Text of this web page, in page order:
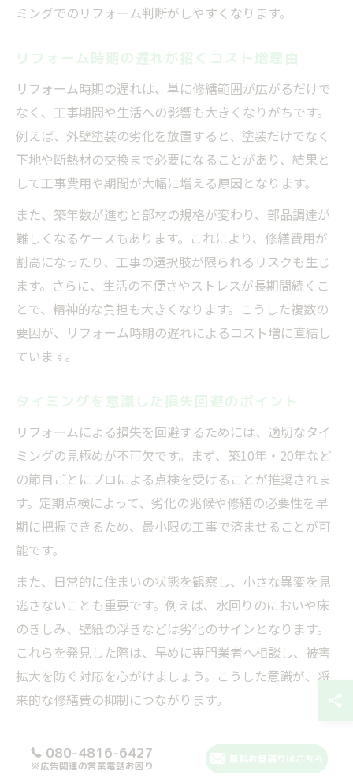
ミングでのリフォーム判断がしやすくなります。
リフォーム時期の遅れが招くコスト増理由
リフォーム時期の遅れは、単に修繕範囲が広がるだけで
なく、工事期間や生活への影響も大きくなりがちです。
例えば、外壁塗装の劣化を放置すると、塗装だけでなく
下地や断熱材の交換まで必要になることがあり、結果と
して工事費用や期間が大幅に増える原因となります。
また、築年数が進むと部材の規格が変わり、部品調達が
難しくなるケースもあります。これにより、修繕費用が
割高になったり、工事の選択肢が限られるリスクも生じ
ます。さらに、生活の不便さやストレスが長期間続くこ
とで、精神的な負担も大きくなります。こうした複数の
要因が、リフォーム時期の遅れによるコスト増に直結し
ています。
タイミングを意識した損失回避のポイント
リフォームによる損失を回避するためには、適切なタイ
ミングの見極めが不可欠です。まず、築10年・20年など
の節目ごとにプロによる点検を受けることが推奨されま
す。定期点検によって、劣化の兆候や修繕の必要性を早
期に把握できるため、最小限の工事で済ませることが可
能です。
また、日常的に住まいの状態を観察し、小さな異変を見
逃さないことも重要です。例えば、水回りのにおいや床
のきしみ、壁紙の浮きなどは劣化のサインとなります。
これらを発見した際は、早めに専門業者へ相談し、被害
拡大を防ぐ対応を心がけましょう。こうした意識が、将
来的な修繕費の抑制につながります。
先延ばしリスクを防ぐタイミングの見直し術
リフォームの先延ばしリスクを防ぐには、定期的な住ま
080-4816-6427
※広告関連の営業電話お困り
無料お見積りはこちら